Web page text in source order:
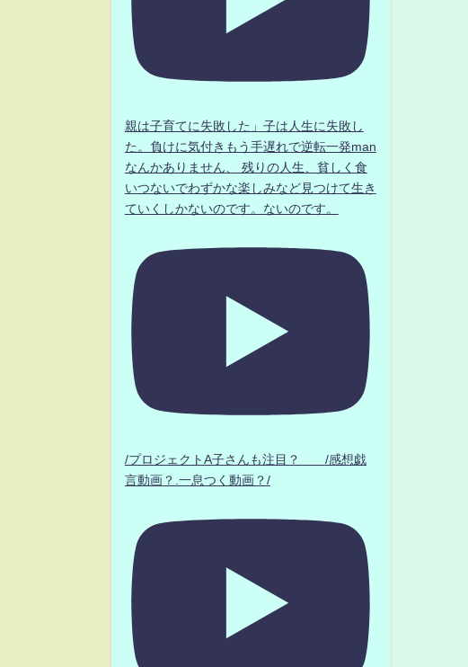
親は子育てに失敗した」子は人生に失敗し
た。負けに気付きもう手遅れで逆転一発man
なんかありません、 残りの人生、貧しく食
いつないでわずかな楽しみなど見つけて生き
ていくしかないのです。ないのです。
/プロジェクトA子さんも注目？ /感想戯
言動画？.一息つく動画？/